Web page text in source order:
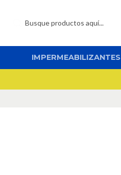
IMPERMEABILIZANTES